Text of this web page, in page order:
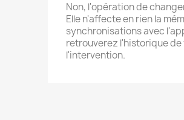
Non, l'opération de
Elle n'affecte en rien la
synchronisations avec
retrouverez l'historique
l'intervention.